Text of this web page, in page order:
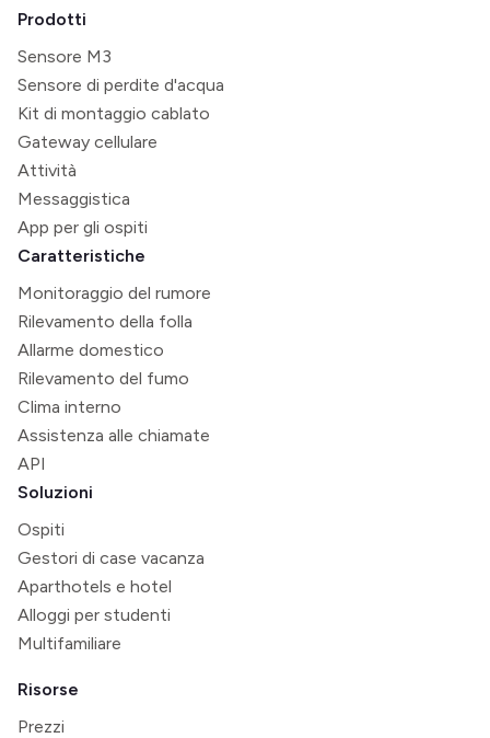
Prodotti
Sensore M3
Sensore di perdite d'acqua
Kit di montaggio cablato
Gateway cellulare
Attività
Messaggistica
App per gli ospiti
Caratteristiche
Monitoraggio del rumore
Rilevamento della folla
Allarme domestico
Rilevamento del fumo
Clima interno
Assistenza alle chiamate
API
Soluzioni
Ospiti
Gestori di case vacanza
Aparthotels e hotel
Alloggi per studenti
Multifamiliare
Risorse
Prezzi